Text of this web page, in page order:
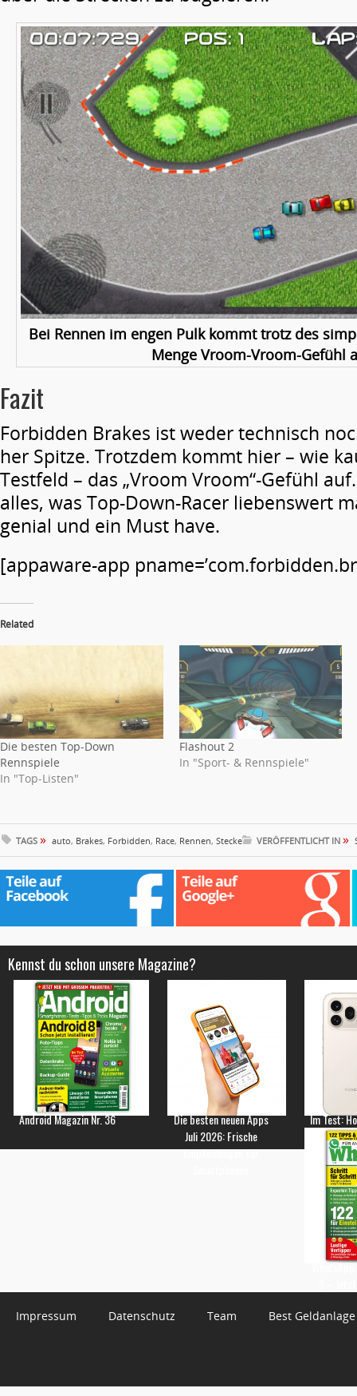
Bei Rennen im engen Pulk kommt trotz des
Menge Vroom-Vroom-Gefühl
Fazit
Forbidden Brakes ist weder technisch
her Spitze. Trotzdem kommt hier – wie
Testfeld – das „Vroom Vroom“-Gefühl
alles, was Top-Down-Racer liebenswert
genial und ein Must have.
[appaware-app
Related
Die besten Top-Down
Rennspiele
In "Top-Listen"
Flashout 2
In "Sport- & Rennspiele"
TAGS » auto, Brakes, Forbidden, Race, Rennen, Stecke VERÖFFENTLICHT IN »
Kennst du schon unsere Magazine?
Android Magazin Nr. 36
Die besten neuen Apps
Juli 2026: Frische
Empfehlungen für
Im Test:
Impressum Datenschutz Team Best Geldanlage